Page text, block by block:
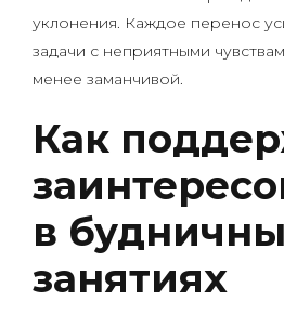
уклонения. Каждое перенос
задачи с неприятными
менее заманчивой.
Как
в
занятиях